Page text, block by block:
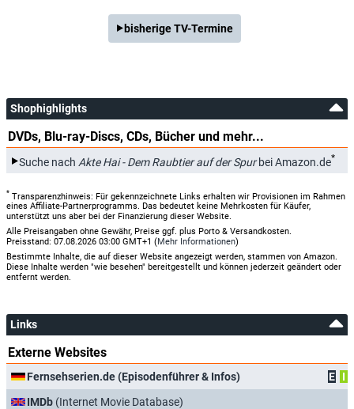
bisherige TV-Termine
Shophighlights
DVDs, Blu-ray-Discs, CDs, Bücher und mehr...
Suche nach Akte Hai - Dem Raubtier auf der Spurbei Amazon.de*
* Transparenzhinweis: Für gekennzeichnete Links erhalten wir Provisionen im Rahmen
eines Affiliate-Partnerprogramms. Das bedeutet keine Mehrkosten für Käufer,
unterstützt uns aber bei der Finanzierung dieser Website.
Alle Preisangaben ohne Gewähr, Preise ggf. plus Porto & Versandkosten.
Preisstand: 07.08.2026 03:00 GMT+1 (Mehr Informationen)
Bestimmte Inhalte, die auf dieser Website angezeigt werden, stammen von Amazon.
Diese Inhalte werden "wie besehen" bereitgestellt und können jederzeit geändert oder
entfernt werden.
Links
Externe Websites
Fernsehserien.de (Episodenführer & Infos) E
I
IMDb (Internet Movie Database)